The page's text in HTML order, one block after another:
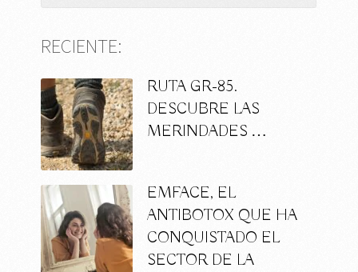
RECIENTE:
RUTA GR-85.
DESCUBRE LAS
MERINDADES …
EMFACE, EL
ANTIBOTOX QUE HA
CONQUISTADO EL
SECTOR DE LA